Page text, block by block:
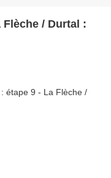
Flèche / Durtal :